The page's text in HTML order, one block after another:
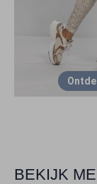
BEKIJK